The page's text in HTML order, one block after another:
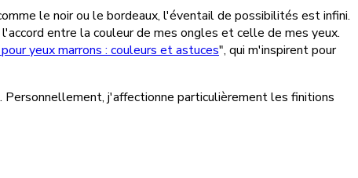
le noir ou le bordeaux, l'éventail de possibilités est infini.
entre la couleur de mes ongles et celle de mes yeux.
yeux marrons : couleurs et astuces", qui m'inspirent pour
Personnellement, j'affectionne particulièrement les finitions